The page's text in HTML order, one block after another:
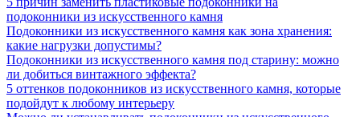
подоконники из искусственного камня
Подоконники из искусственного камня как зона хранения:
какие нагрузки допустимы?
Подоконники из искусственного камня под старину: можно
ли добиться винтажного эффекта?
5 оттенков подоконников из искусственного камня, которые
подойдут к любому интерьеру